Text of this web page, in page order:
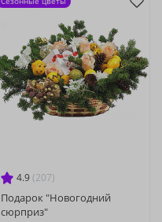
4.9 (207)
Подарок "Новогодний
сюрприз"